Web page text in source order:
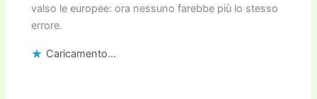
valso le europee: ora nessuno farebbe più lo stesso
errore.
Caricamento...